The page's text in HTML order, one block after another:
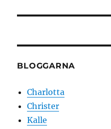
BLOGGARNA
Charlotta
Christer
Kalle